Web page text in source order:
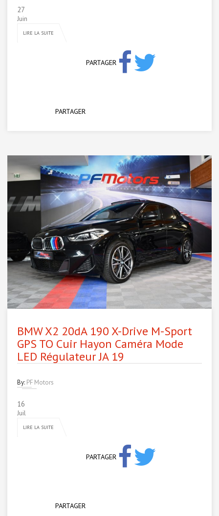
27
Juin
LIRE LA SUITE
PARTAGER
PARTAGER
BMW X2 20dA 190 X-Drive M-Sport
GPS TO Cuir Hayon Caméra Mode
LED Régulateur JA 19
By: PF Motors
16
Juil
LIRE LA SUITE
PARTAGER
PARTAGER